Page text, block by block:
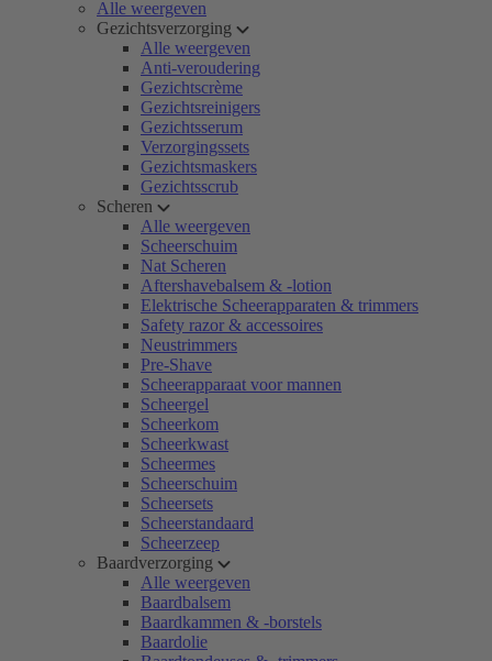
Alle weergeven
Gezichtsverzorging
Alle weergeven
Anti-veroudering
Gezichtscrème
Gezichtsreinigers
Gezichtsserum
Verzorgingssets
Gezichtsmaskers
Gezichtsscrub
Scheren
Alle weergeven
Scheerschuim
Nat Scheren
Aftershavebalsem & -lotion
Elektrische Scheerapparaten & trimmers
Safety razor & accessoires
Neustrimmers
Pre-Shave
Scheerapparaat voor mannen
Scheergel
Scheerkom
Scheerkwast
Scheermes
Scheerschuim
Scheersets
Scheerstandaard
Scheerzeep
Baardverzorging
Alle weergeven
Baardbalsem
Baardkammen & -borstels
Baardolie